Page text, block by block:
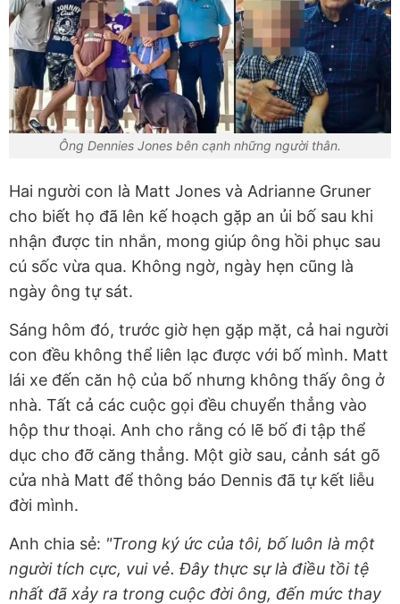
Ông Dennies Jones bên cạnh những người thân.
Hai người con là Matt Jones và Adrianne Gruner
cho biết họ đã lên kế hoạch gặp an ủi bố sau khi
nhận được tin nhắn, mong giúp ông hồi phục sau
cú sốc vừa qua. Không ngờ, ngày hẹn cũng là
ngày ông tự sát.
Sáng hôm đó, trước giờ hẹn gặp mặt, cả hai người
con đều không thể liên lạc được với bố mình. Matt
lái xe đến căn hộ của bố nhưng không thấy ông ở
nhà. Tất cả các cuộc gọi đều chuyển thẳng vào
hộp thư thoại. Anh cho rằng có lẽ bố đi tập thể
dục cho đỡ căng thẳng. Một giờ sau, cảnh sát gõ
cửa nhà Matt để thông báo Dennis đã tự kết liễu
đời mình.
Anh chia sẻ: "Trong ký ức của tôi, bố luôn là một
người tích cực, vui vẻ. Đây thực sự là điều tồi tệ
nhất đã xảy ra trong cuộc đời ông, đến mức thay